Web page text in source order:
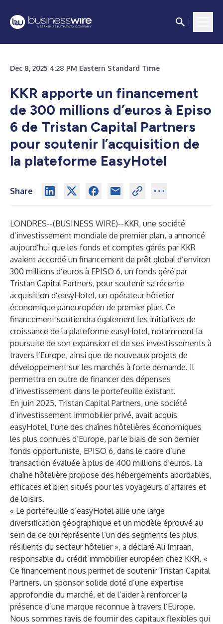
Dec 8, 2025 4:28 PM Eastern Standard Time
KKR apporte un financement
de 300 millions d’euros à Episo
6 de Tristan Capital Partners
pour soutenir l’acquisition de
la plateforme EasyHotel
Share
LONDRES--(BUSINESS WIRE)--KKR, une société
d’investissement mondiale de premier plan, a annoncé
aujourd’hui que les fonds et comptes gérés par KKR
avaient accordé un financement de prêt global d’environ
300 millions d’euros à EPISO 6, un fonds géré par
Tristan Capital Partners, pour soutenir sa récente
acquisition d’easyHotel, un opérateur hôtelier
économique paneuropéen de premier plan. Ce
financement soutiendra également les initiatives de
croissance de la plateforme easyHotel, notamment la
poursuite de son expansion et de ses investissements à
travers l’Europe, ainsi que de nouveaux projets de
développement sur les marchés à forte demande. Il
permettra en outre de financer des dépenses
d’investissement dans le portefeuille existant.
En juin 2025, Tristan Capital Partners, une société
d’investissement immobilier privé, avait acquis
easyHotel, l’une des chaînes hôtelières économiques
les plus connues d’Europe, par le biais de son dernier
fonds opportuniste, EPISO 6, dans le cadre d’une
transaction évaluée à plus de 400 millions d’euros. La
chaîne hôtelière propose des hébergements abordables,
efficaces et bien situés pour les voyageurs d’affaires et
de loisirs.
« Le portefeuille d’easyHotel allie une large
diversification géographique et un modèle éprouvé au
sein de ce qui représente l’un des segments les plus
résilients du secteur hôtelier », a déclaré Ali Imraan,
responsable du crédit immobilier européen chez KKR. «
Ce financement nous permet de soutenir Tristan Capital
Partners, un sponsor solide doté d’une expertise
approfondie du marché, et de l’aider à renforcer la
présence d’une marque reconnue à travers l’Europe.
Nous sommes ravis de fournir des capitaux flexibles qui